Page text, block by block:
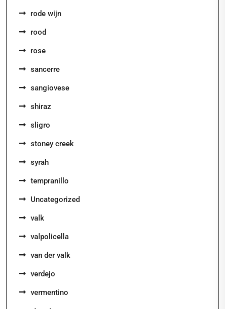
rode wijn
rood
rose
sancerre
sangiovese
shiraz
sligro
stoney creek
syrah
tempranillo
Uncategorized
valk
valpolicella
van der valk
verdejo
vermentino